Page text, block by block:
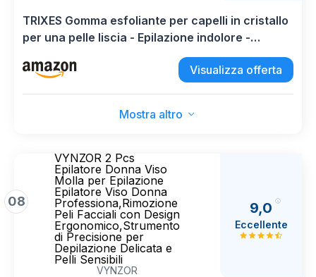
TRIXES Gomma esfoliante per capelli in cristallo
per una pelle liscia - Epilazione indolore -
Visualizza offerta
Mostra altro
08
VYNZOR 2 Pcs
Epilatore Donna Viso
Molla per Epilazione
Epilatore Viso Donna
Professiona,Rimozione
Peli Facciali con Design
Ergonomico,Strumento
di Precisione per
Depilazione Delicata e
Pelli Sensibili
VYNZOR
9,0
Eccellente